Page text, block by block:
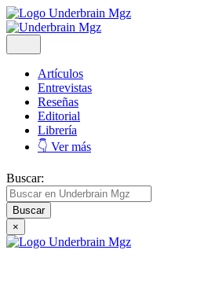
Artículos
Entrevistas
Reseñas
Editorial
Librería
👇 Ver más
Buscar:
×